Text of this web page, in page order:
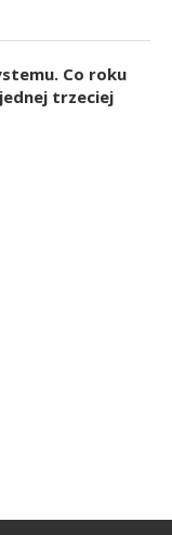
Co roku
trzeciej